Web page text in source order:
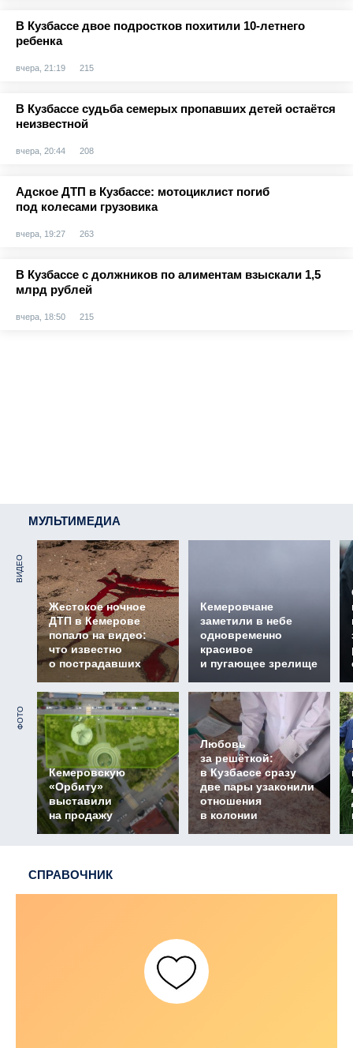
В Кузбассе двое подростков похитили 10-летнего
ребенка
вчера, 21:19 215
В Кузбассе судьба семерых пропавших детей остаётся
неизвестной
вчера, 20:44 208
Адское ДТП в Кузбассе: мотоциклист погиб
под колесами грузовика
вчера, 19:27 263
В Кузбассе с должников по алиментам взыскали 1,5
млрд рублей
вчера, 18:50 215
МУЛЬТИМЕДИА
ВИДЕО
Жестокое ночное
ДТП в Кемерове
попало на видео:
что известно
о пострадавших
Кемеровчане
заметили в небе
одновременно
красивое
и пугающее зрелище
ФОТО
Кемеровскую
«Орбиту»
выставили
на продажу
Любовь
за решёткой:
в Кузбассе сразу
две пары узаконили
отношения
в колонии
СПРАВОЧНИК